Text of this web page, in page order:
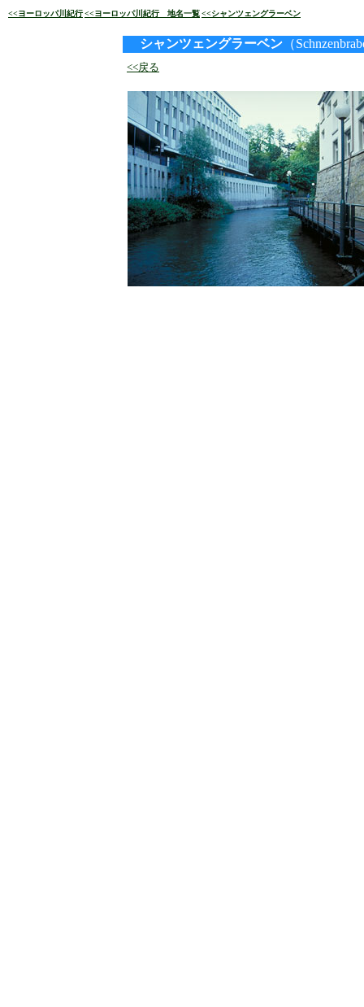
<<ヨーロッパ川紀行<<ヨーロッパ川紀行 地名一覧<<シャンツェングラーベン
シャンツェングラーベン（
<<戻る